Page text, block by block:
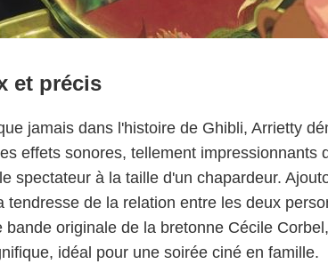
et précis
jamais dans l'histoire de Ghibli, Arrietty
effets sonores, tellement impressionnants
spectateur à la taille d'un chapardeur.
tendresse de la relation entre les deux
bande originale de la bretonne Cécile
idéal pour une soirée ciné en famille.